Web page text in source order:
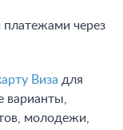
платежами через
Виза для
варианты,
молодежи,